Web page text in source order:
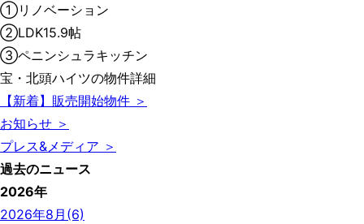
①リノベーション
②LDK15.9帖
③ペニンシュラキッチン
宝・北頭ハイツの物件詳細
【新着】販売開始物件 ＞
お知らせ ＞
プレス&メディア ＞
過去のニュース
2026年
2026年8月(6)